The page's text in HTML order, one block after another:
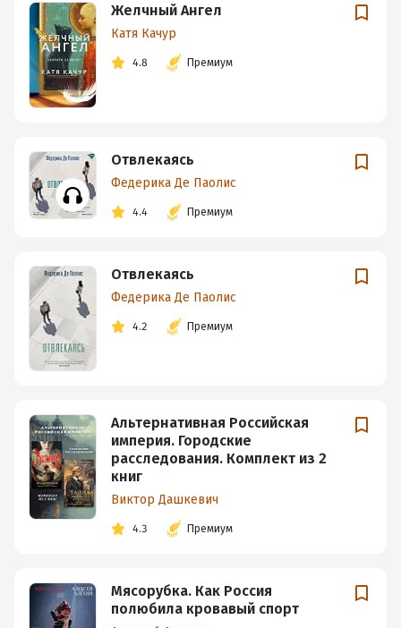
Желчный Ангел
Катя Качур
4.8 Премиум
Отвлекаясь
Федерика Де Паолис
4.4 Премиум
Отвлекаясь
Федерика Де Паолис
4.2 Премиум
Альтернативная Российская
империя. Городские
расследования. Комплект из 2
книг
Виктор Дашкевич
4.3 Премиум
Мясорубка. Как Россия
полюбила кровавый спорт